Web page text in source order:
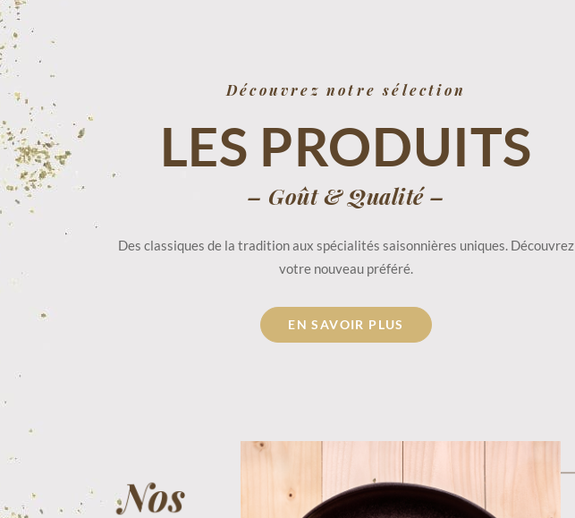
Découvrez notre sélection
LES PRODUITS
– Goût & Qualité –
Des classiques de la tradition aux spécialités saisonnières uniques. Découvrez
votre nouveau préféré.
EN SAVOIR PLUS